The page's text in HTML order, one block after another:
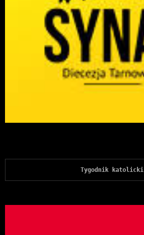
Tygodnik katolicki